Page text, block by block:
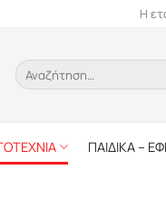
Η
Αναζήτηση
για:
ΠΑΙΔΙΚΑ –